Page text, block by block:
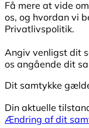
Få mere at vide
os, og hvordan vi
Privatlivspolitik.
Angiv venligst dit
os angående dit
Dit samtykke
Din aktuelle
Ændring af dit